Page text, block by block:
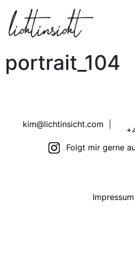
portrait_104
kim@lichtinsicht.com
Folgt mir gerne
Impressum